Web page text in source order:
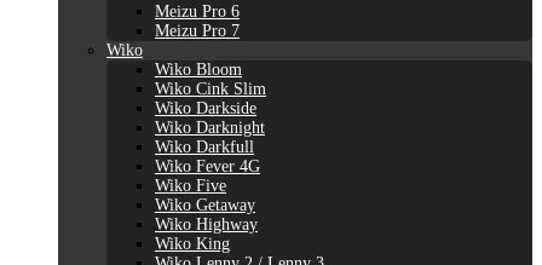
Meizu Pro 6
Meizu Pro 7
Wiko
Wiko Bloom
Wiko Cink Slim
Wiko Darkside
Wiko Darknight
Wiko Darkfull
Wiko Fever 4G
Wiko Five
Wiko Getaway
Wiko Highway
Wiko King